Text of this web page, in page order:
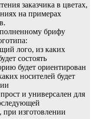
заказчика в цветах,
на примерах
брифу
лого, из каких
состоять
будет ориентирован
носителей будет
и универсален для
при изготовлении